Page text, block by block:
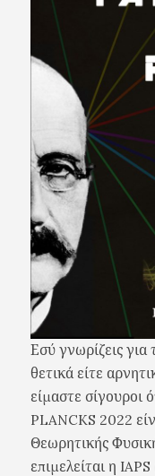
Εσύ γνωρίζεις
θετικά είτε
είμαστε σίγουροι
PLANCKS 2022
Θεωρητικής
επιμελείται η